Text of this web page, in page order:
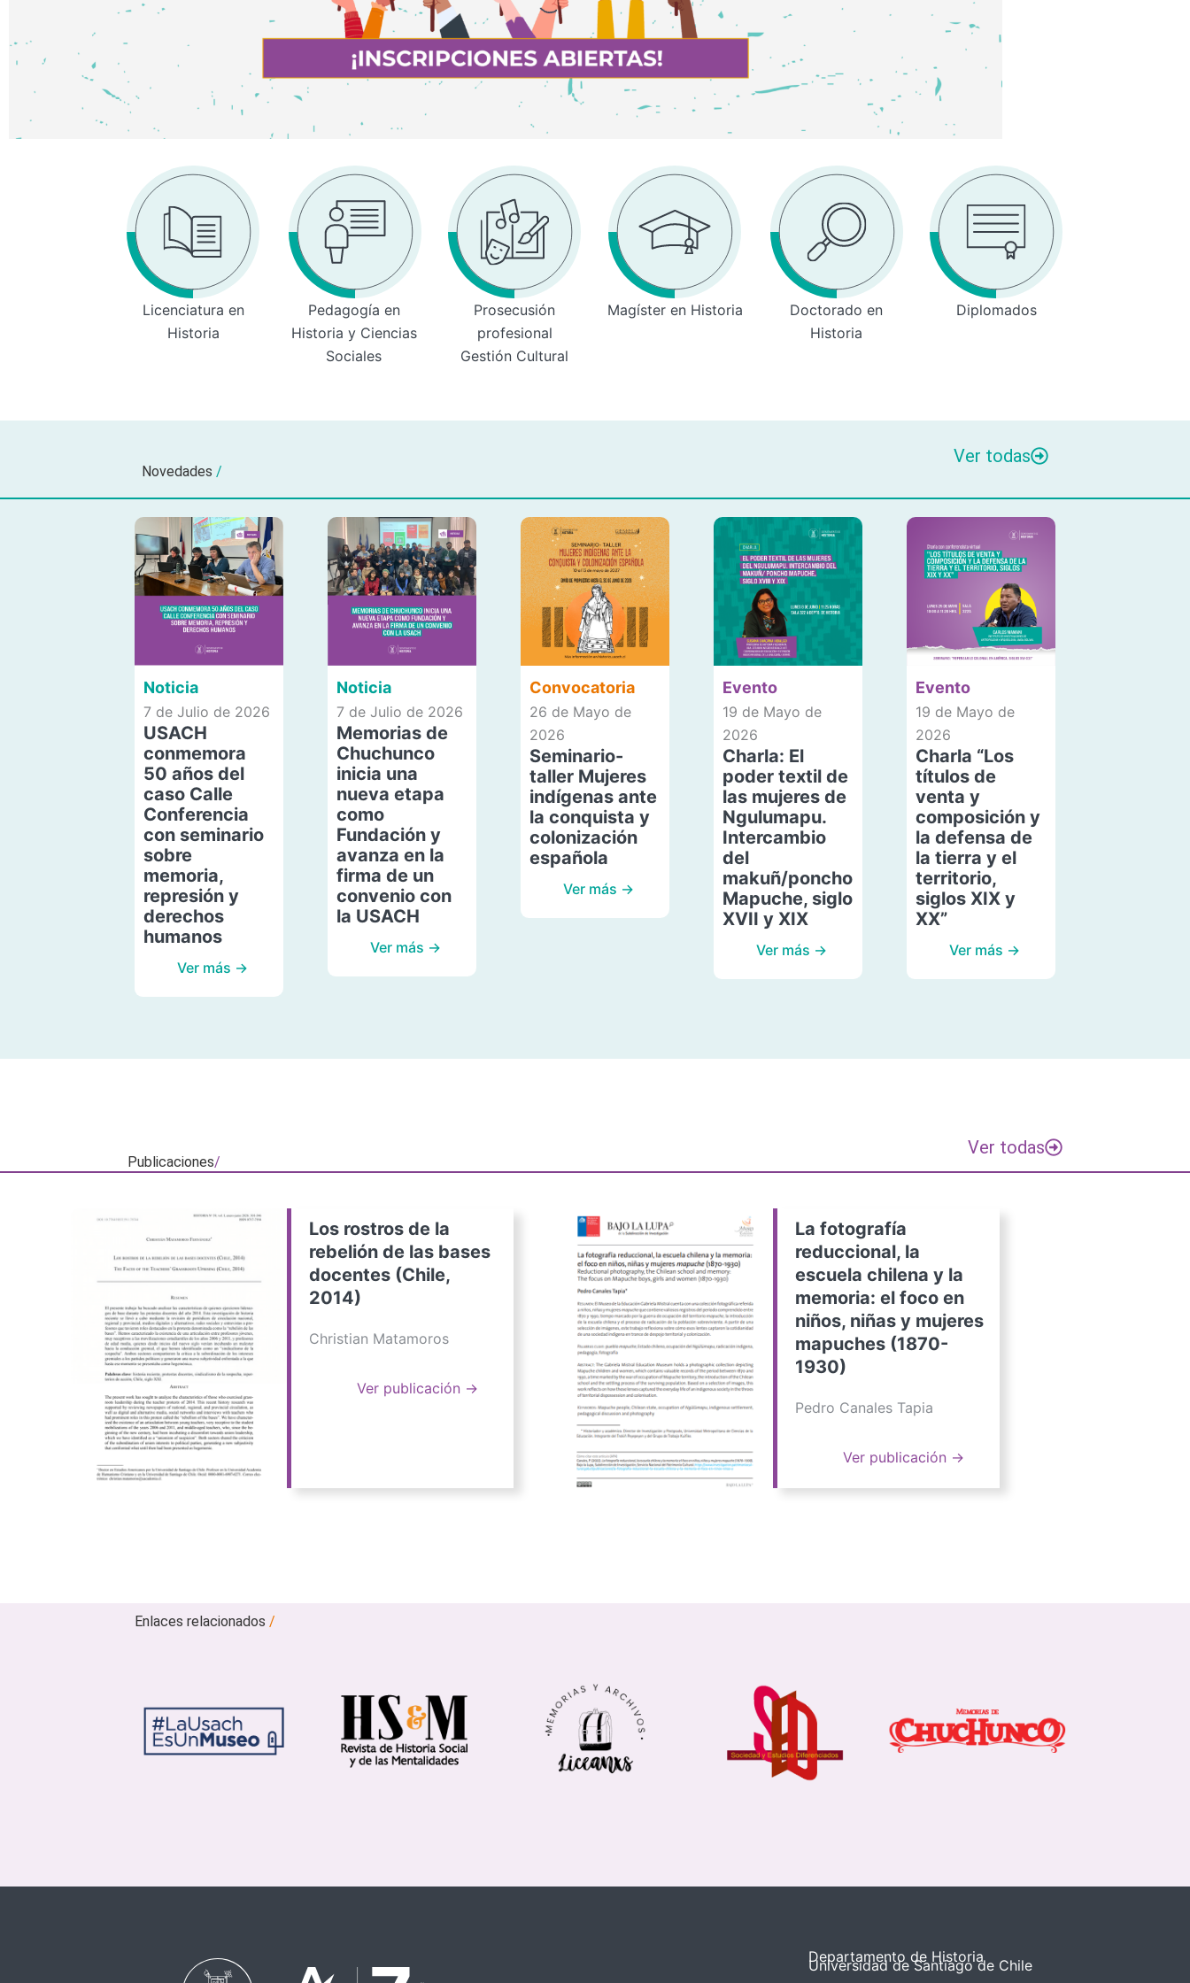
Licenciatura en
Historia
Pedagogía en
Historia y Ciencias
Sociales
Prosecusión
profesional
Gestión Cultural
Magíster en Historia
Doctorado en
Historia
Diplomados
Novedades /
Ver todas
Noticia
7 de Julio de 2026
USACH
conmemora
50 años del
caso Calle
Conferencia
con seminario
sobre
memoria,
represión y
derechos
humanos
Ver más →
Noticia
7 de Julio de 2026
Memorias de
Chuchunco
inicia una
nueva etapa
como
Fundación y
avanza en la
firma de un
convenio con
la USACH
Ver más →
Convocatoria
26 de Mayo de
2026
Seminario-
taller Mujeres
indígenas ante
la conquista y
colonización
española
Ver más →
Evento
19 de Mayo de
2026
Charla: El
poder textil de
las mujeres de
Ngulumapu.
Intercambio
del
makuñ/poncho
Mapuche, siglo
XVII y XIX
Ver más →
Evento
19 de Mayo de
2026
Charla “Los
títulos de
venta y
composición y
la defensa de
la tierra y el
territorio,
siglos XIX y
XX”
Ver más →
Publicaciones/
Ver todas
Los rostros de la
rebelión de las bases
docentes (Chile,
2014)
Christian Matamoros
Ver publicación →
La fotografía
reduccional, la
escuela chilena y la
memoria: el foco en
niños, niñas y mujeres
mapuches (1870-
1930)
Pedro Canales Tapia
Ver publicación →
Enlaces relacionados/
Departamento de Historia
Universidad de Santiago de Chile